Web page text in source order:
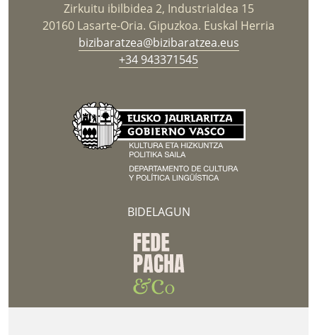
Zirkuitu ibilbidea 2, Industrialdea 15
20160 Lasarte-Oria. Gipuzkoa. Euskal Herria
bizibaratzea@bizibaratzea.eus
+34 943371545
BIDELAGUN